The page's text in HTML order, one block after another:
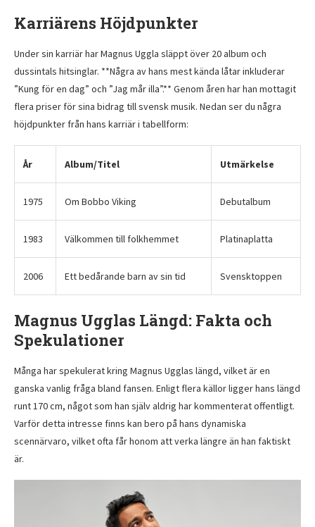
Karriärens Höjdpunkter
Under sin karriär har Magnus Uggla släppt över 20 album och
dussintals hitsinglar. **Några av hans mest kända låtar inkluderar
”Kung för en dag” och ”Jag mår illa”.** Genom åren har han mottagit
flera priser för sina bidrag till svensk musik. Nedan ser du några
höjdpunkter från hans karriär i tabellform:
År Album/Titel Utmärkelse
1975 Om Bobbo Viking Debutalbum
1983 Välkommen till folkhemmet Platinaplatta
2006 Ett bedårande barn av sin tid Svensktoppen
Magnus Ugglas Längd: Fakta och
Spekulationer
Många har spekulerat kring Magnus Ugglas längd, vilket är en
ganska vanlig fråga bland fansen. Enligt flera källor ligger hans längd
runt 170 cm, något som han själv aldrig har kommenterat offentligt.
Varför detta intresse finns kan bero på hans dynamiska
scennärvaro, vilket ofta får honom att verka längre än han faktiskt
är.